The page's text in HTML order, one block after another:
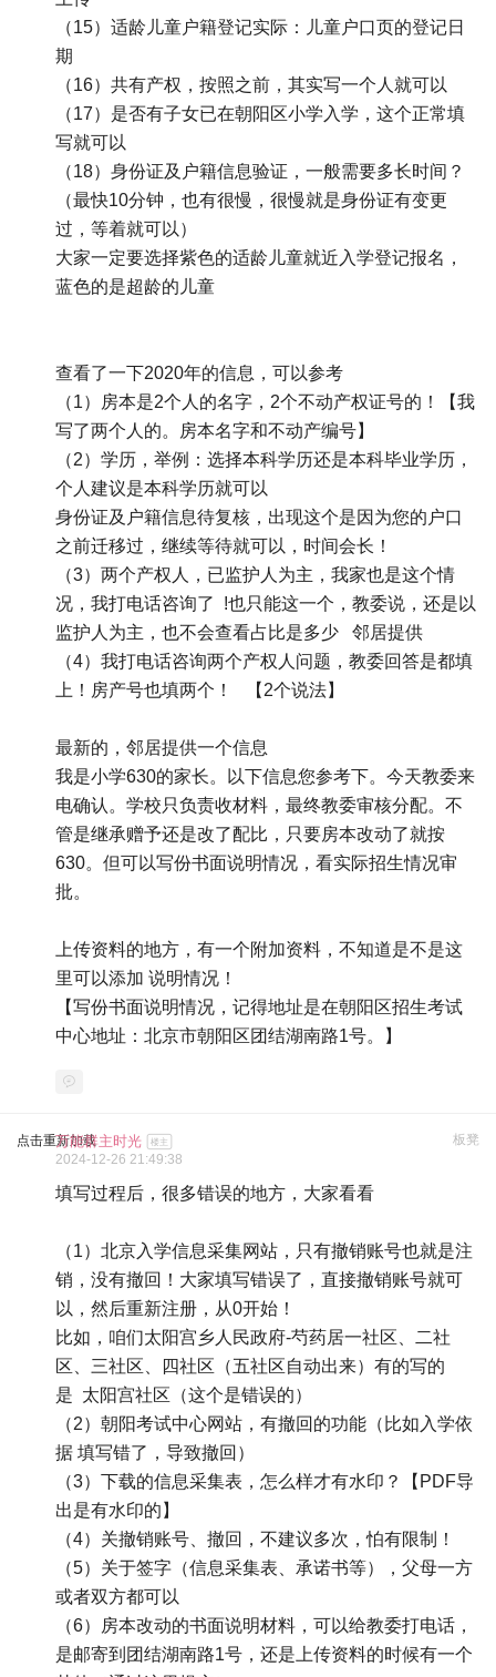
（15）适龄儿童户籍登记实际：儿童户口页的登记日
期
（16）共有产权，按照之前，其实写一个人就可以
（17）是否有子女已在朝阳区小学入学，这个正常填
写就可以
（18）身份证及户籍信息验证，一般需要多长时间？
（最快10分钟，也有很慢，很慢就是身份证有变更
过，等着就可以）
大家一定要选择紫色的适龄儿童就近入学登记报名，
蓝色的是超龄的儿童
查看了一下2020年的信息，可以参考
（1）房本是2个人的名字，2个不动产权证号的！【我
写了两个人的。房本名字和不动产编号】
（2）学历，举例：选择本科学历还是本科毕业学历，
个人建议是本科学历就可以
身份证及户籍信息待复核，出现这个是因为您的户口
之前迁移过，继续等待就可以，时间会长！
（3）两个产权人，已监护人为主，我家也是这个情
况，我打电话咨询了 !也只能这一个，教委说，还是以
监护人为主，也不会查看占比是多少 邻居提供
（4）我打电话咨询两个产权人问题，教委回答是都填
上！房产号也填两个！ 【2个说法】
最新的，邻居提供一个信息
我是小学630的家长。以下信息您参考下。今天教委来
电确认。学校只负责收材料，最终教委审核分配。不
管是继承赠予还是改了配比，只要房本改动了就按
630。但可以写份书面说明情况，看实际招生情况审
批。
上传资料的地方，有一个附加资料，不知道是不是这
里可以添加 说明情况！
【写份书面说明情况，记得地址是在朝阳区招生考试
中心地址：北京市朝阳区团结湖南路1号。】
点击重新加载 板凳
万能群主时光 楼主
2024-12-26 21:49:38
填写过程后，很多错误的地方，大家看看
（1）北京入学信息采集网站，只有撤销账号也就是注
销，没有撤回！大家填写错误了，直接撤销账号就可
以，然后重新注册，从0开始！
比如，咱们太阳宫乡人民政府-芍药居一社区、二社
区、三社区、四社区（五社区自动出来）有的写的
是 太阳宫社区（这个是错误的）
（2）朝阳考试中心网站，有撤回的功能（比如入学依
据 填写错了，导致撤回）
（3）下载的信息采集表，怎么样才有水印？【PDF导
出是有水印的】
（4）关撤销账号、撤回，不建议多次，怕有限制！
（5）关于签字（信息采集表、承诺书等），父母一方
或者双方都可以
（6）房本改动的书面说明材料，可以给教委打电话，
是邮寄到团结湖南路1号，还是上传资料的时候有一个